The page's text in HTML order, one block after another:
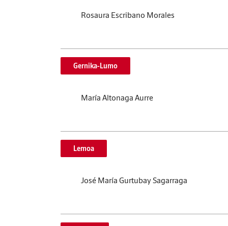
Rosaura Escribano Morales
Gernika-Lumo
María Altonaga Aurre
Lemoa
José María Gurtubay Sagarraga